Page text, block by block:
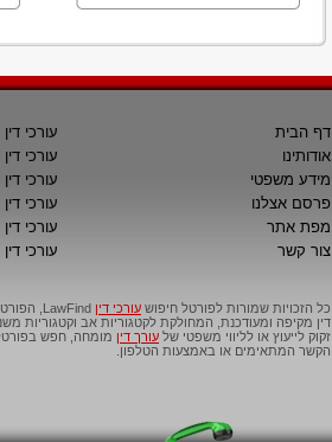
דף הבית
אודותינו
מידע משפטי
פרסם אצלנו
מפת אתר
צור קשר
עורכי
עורכי
עורכי
עורכי דין
עורכי
עורכי
כל הזכויות שמורות לפורטל חיפוש עורכי דין
דין מקיפה ומעודכנת, המחולקת לקטגוריות אב
זקוק לייעוץ או לליווי משפטי של עורך דין מומחה, חפש
הקשר המתאימים או באמצעות הטלפון.